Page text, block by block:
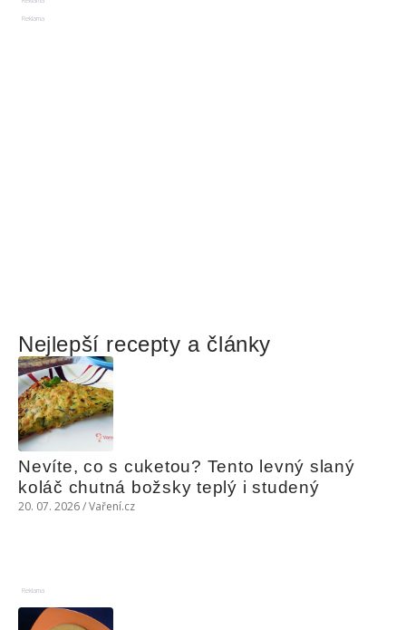
Reklama
Nejlepší recepty a články
Nevíte, co s cuketou? Tento levný slaný
koláč chutná božsky teplý i studený
20. 07. 2026 / Vaření.cz
Reklama